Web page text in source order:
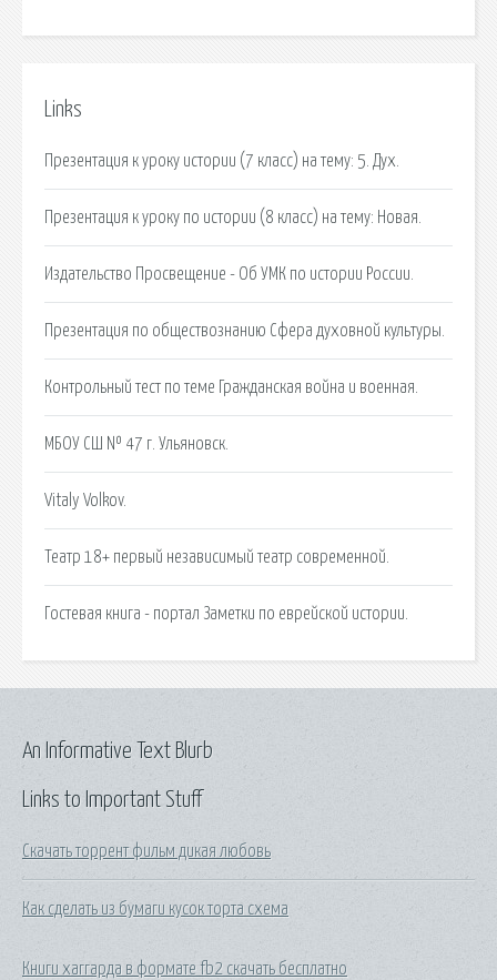
Links
Презентация к уроку истории (7 класс) на тему: 5. Дух.
Презентация к уроку по истории (8 класс) на тему: Новая.
Издательство Просвещение - Об УМК по истории России.
Презентация по обществознанию Сфера духовной культуры.
Контрольный тест по теме Гражданская война и военная.
МБОУ СШ № 47 г. Ульяновск.
Vitaly Volkov.
Театр 18+ первый независимый театр современной.
Гостевая книга - портал Заметки по еврейской истории.
Links to Important Stuff
Скачать торрент фильм дикая любовь
Как сделать из бумаги кусок торта схема
Книги хаггарда в формате fb2 скачать бесплатно
An Informative Text Blurb